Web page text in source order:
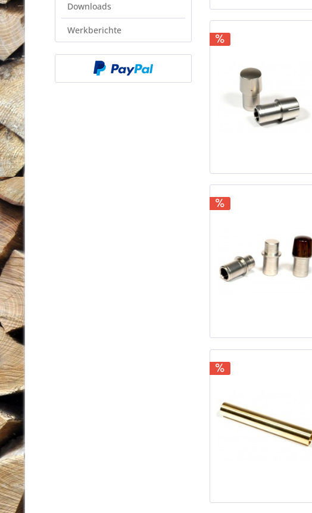
Downloads
Werkberichte